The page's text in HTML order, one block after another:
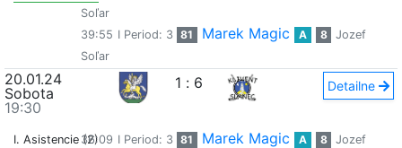
Soľar
39:55 I Period: 3 81 Marek Magic A 8
Jozef
Soľar
20.01.24
Sobota
19:30
1 : 6 Detailne
I. Asistencie (2)36:09 I Period: 3 81 Marek Magic A 8
Jozef